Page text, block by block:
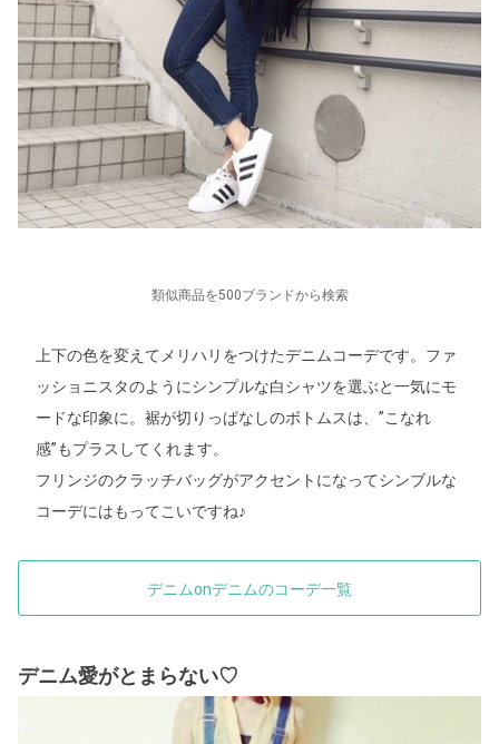
類似商品を500ブランドから検索
上下の色を変えてメリハリをつけたデニムコーデです。ファ
ッショニスタのようにシンプルな白シャツを選ぶと一気にモ
ードな印象に。裾が切りっぱなしのボトムスは、”こなれ
感”もプラスしてくれます。
フリンジのクラッチバッグがアクセントになってシンブルな
コーデにはもってこいですね♪
デニムonデニムのコーデ一覧
デニム愛がとまらない♡